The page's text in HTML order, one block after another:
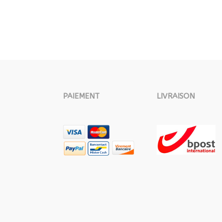
PAIEMENT LIVRAISON